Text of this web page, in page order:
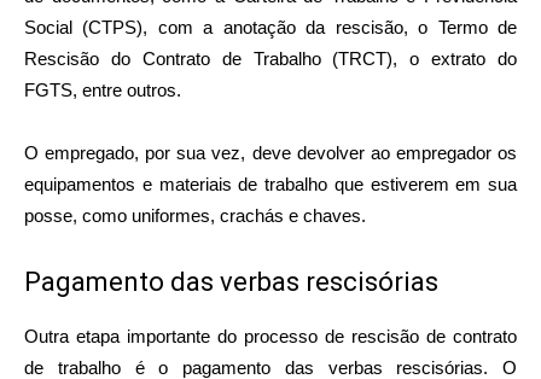
Social (CTPS), com a anotação da rescisão, o Termo de
Rescisão do Contrato de Trabalho (TRCT), o extrato do
FGTS, entre outros.
O empregado, por sua vez, deve devolver ao empregador os
equipamentos e materiais de trabalho que estiverem em sua
posse, como uniformes, crachás e chaves.
Pagamento das verbas rescisórias
Outra etapa importante do processo de rescisão de contrato
de trabalho é o pagamento das verbas rescisórias. O